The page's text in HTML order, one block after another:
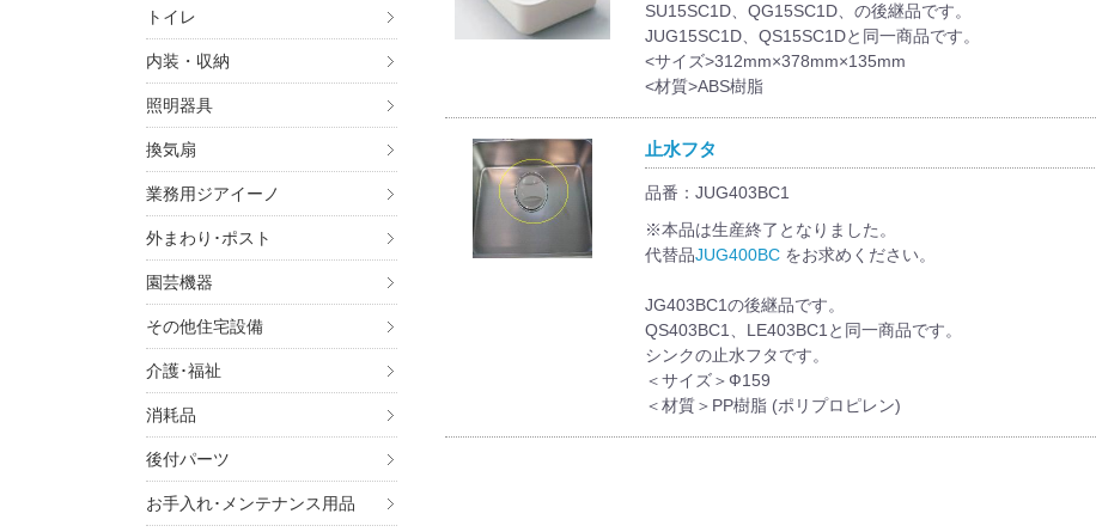
トイレ
内装・収納
照明器具
換気扇
業務用ジアイーノ
外まわり･ポスト
園芸機器
その他住宅設備
介護･福祉
消耗品
後付パーツ
お手入れ･メンテナンス用品
SU15SC1D、QG15SC1D、の後継品です。
JUG15SC1D、QS15SC1Dと同一商品です。
<サイズ>312mm×378mm×135mm
<材質>ABS樹脂
止水フタ
品番：JUG403BC1
※本品は生産終了となりました。
代替品JUG400BCをお求めください。
JG403BC1の後継品です。
QS403BC1、LE403BC1と同一商品です。
シンクの止水フタです。
＜サイズ＞Ф159
＜材質＞PP樹脂 (ポリプロピレン)